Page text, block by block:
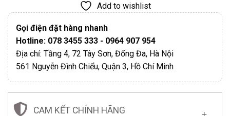
Add to wishlist
Gọi điện đặt hàng nhanh
Hotline: 078 3455 333 - 0964 907 954
Địa chỉ: Tầng 4, 72 Tây Sơn, Đống Đa, Hà Nội
561 Nguyễn Đình Chiểu, Quận 3, Hồ Chí Minh
CAM KẾT CHÍNH HÃNG